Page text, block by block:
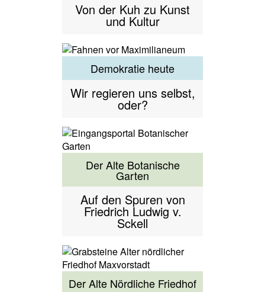
Von der Kuh zu Kunst
und Kultur
Demokratie heute
Wir regieren uns selbst,
oder?
Der Alte Botanische
Garten
Auf den Spuren von
Friedrich Ludwig v.
Sckell
Der Alte Nördliche Friedhof